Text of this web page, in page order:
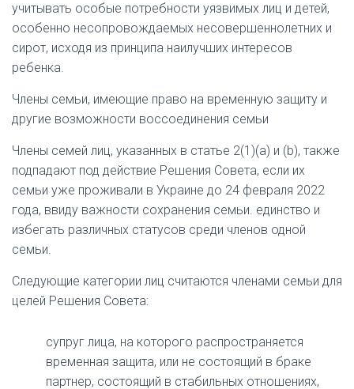
учитывать особые потребности уязвимых лиц и детей,
особенно несопровождаемых несовершеннолетних и
сирот, исходя из принципа наилучших интересов
ребенка.
Члены семьи, имеющие право на временную защиту и
другие возможности воссоединения семьи
Члены семей лиц, указанных в статье 2(1)(а) и (b), также
подпадают под действие Решения Совета, если их
семьи уже проживали в Украине до 24 февраля 2022
года, ввиду важности сохранения семьи. единство и
избегать различных статусов среди членов одной
семьи.
Следующие категории лиц считаются членами семьи для
целей Решения Совета:
супруг лица, на которого распространяется
временная защита, или не состоящий в браке
партнер, состоящий в стабильных отношениях,